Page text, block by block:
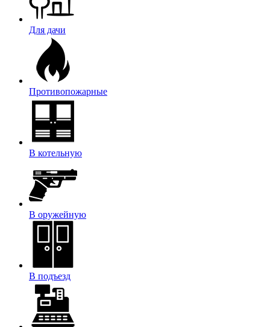
Для дачи
Противопожарные
В котельную
В оружейную
В подъезд